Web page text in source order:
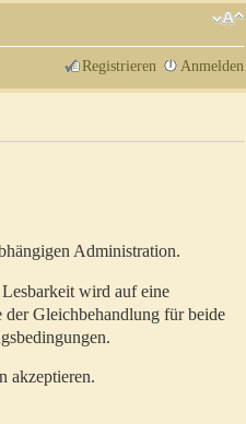
Registrieren Anmelden
Administration.
wird auf eine
der Gleichbehandlung für beide
akzeptieren.